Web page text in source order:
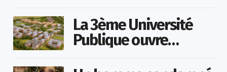
La 3ème Université
Publique ouvre